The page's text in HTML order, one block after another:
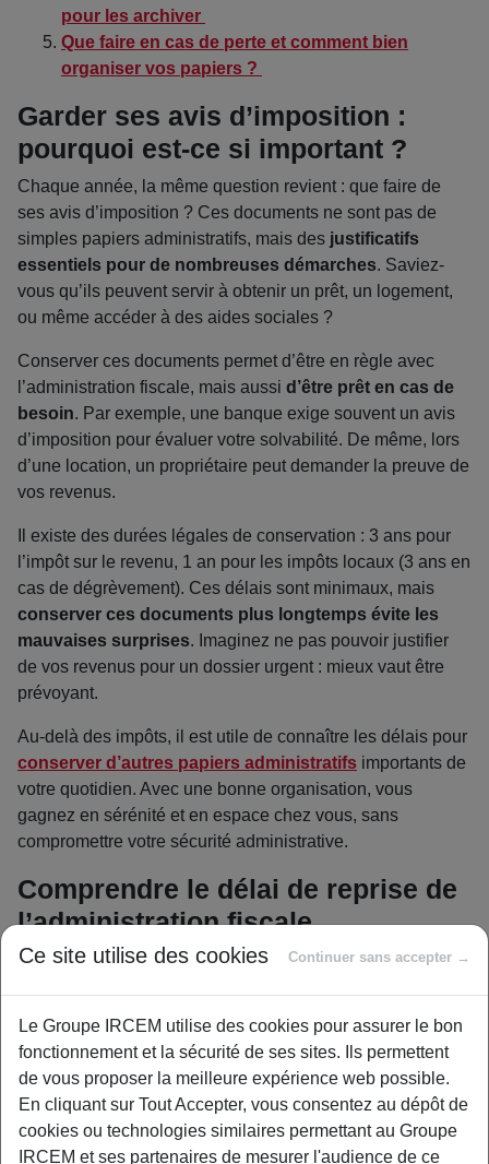
pour les archiver
Que faire en cas de perte et comment bien
organiser vos papiers ?
Garder ses avis d’imposition :
pourquoi est-ce si important ?
Chaque année, la même question revient : que faire de
ses avis d’imposition ? Ces documents ne sont pas de
simples papiers administratifs, mais des justificatifs
essentiels pour de nombreuses démarches. Saviez-
vous qu’ils peuvent servir à obtenir un prêt, un logement,
ou même accéder à des aides sociales ?
Conserver ces documents permet d’être en règle avec
l’administration fiscale, mais aussi d’être prêt en cas de
besoin. Par exemple, une banque exige souvent un avis
d’imposition pour évaluer votre solvabilité. De même, lors
d’une location, un propriétaire peut demander la preuve de
vos revenus.
Il existe des durées légales de conservation : 3 ans pour
l’impôt sur le revenu, 1 an pour les impôts locaux (3 ans en
cas de dégrèvement). Ces délais sont minimaux, mais
conserver ces documents plus longtemps évite les
mauvaises surprises. Imaginez ne pas pouvoir justifier
de vos revenus pour un dossier urgent : mieux vaut être
prévoyant.
Au-delà des impôts, il est utile de connaître les délais pour
conserver d’autres papiers administratifs importants de
votre quotidien. Avec une bonne organisation, vous
gagnez en sérénité et en espace chez vous, sans
compromettre votre sécurité administrative.
Comprendre le délai de reprise de
l’administration fiscale
L’administration fiscale dispose d’un délai légal pour
conserver vos avis d’imposition et justificatifs pendant une
période définie. Sans ces documents,prouver votre
bonne foi en cas de contrôle devient impossible.
Cette source officielleprécise queles durées de
conservation varient selon le type d’impôt. Pour l’impôt
Ce site utilise des cookies Continuer sans accepter →
Le Groupe IRCEM utilise des cookies pour assurer le bon
fonctionnement et la sécurité de ses sites. Ils permettent
de vous proposer la meilleure expérience web possible.
En cliquant sur Tout Accepter, vous consentez au dépôt de
cookies ou technologies similaires permettant au Groupe
IRCEM et ses partenaires de mesurer l'audience de ce